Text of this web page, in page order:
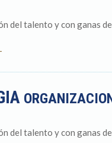
del talento y con ganas
del talento y con ganas